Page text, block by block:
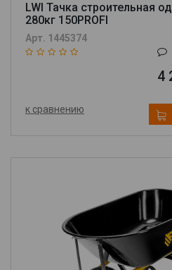
LWI Тачка строительная
280кг 150PROFI
Арт. 1445374
4
к сравнению